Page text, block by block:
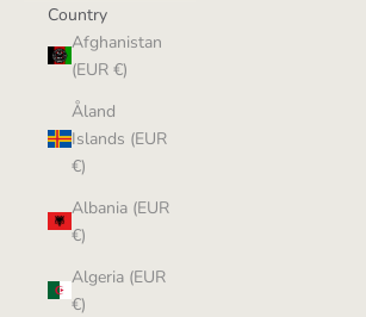
Country
Afghanistan
(EUR €)
Åland
Islands (EUR
€)
Albania (EUR
€)
Algeria (EUR
€)